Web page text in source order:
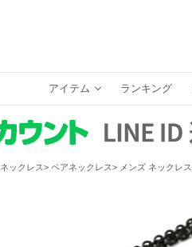
アイテム ランキング
ネックレス ペアネックレス メンズ ネックレス